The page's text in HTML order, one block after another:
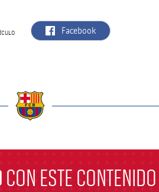
label.aria.facebook
Facebook
CON ESTE CONTENIDO